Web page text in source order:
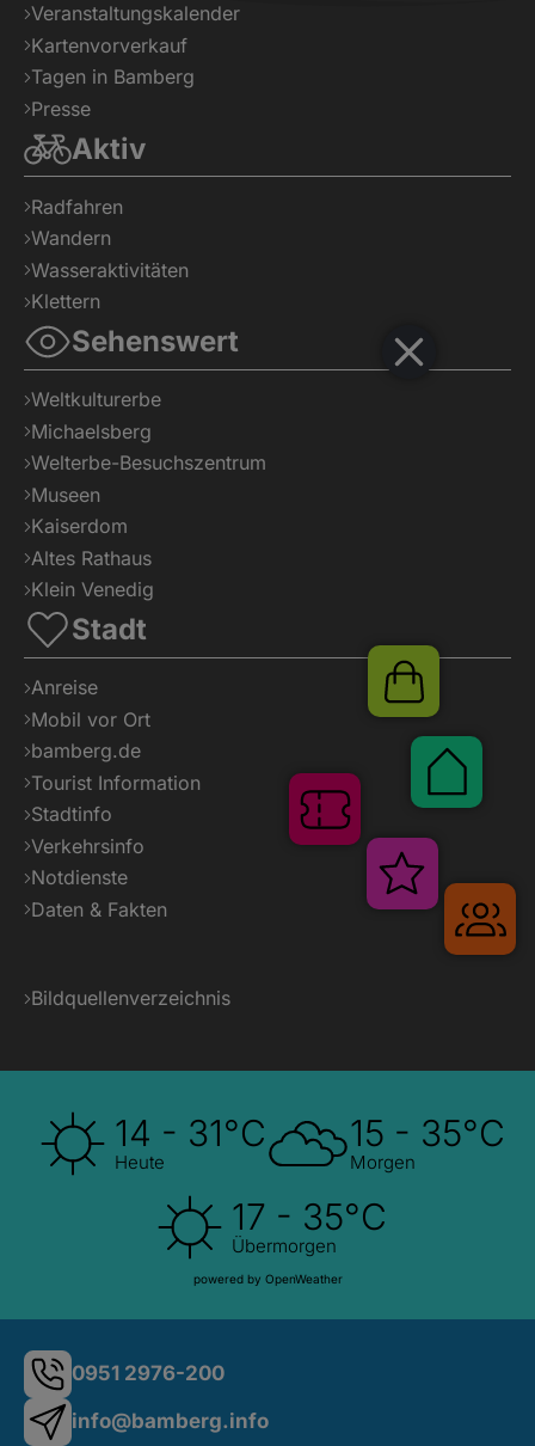
Tickets
Veranstaltungskalender
Kartenvorverkauf
Tagen in Bamberg
Presse
Aktiv
Radfahren
Wandern
Wasseraktivitäten
Klettern
Sehenswert
Weltkulturerbe
Michaelsberg
Welterbe-Besuchszentrum
Museen
Kaiserdom
Altes Rathaus
Klein Venedig
Stadt
Anreise
Mobil vor Ort
bamberg.de
Tourist Information
Stadtinfo
Verkehrsinfo
Notdienste
Daten & Fakten
Bildquellenverzeichnis
14 - 31°C
Heute
15 - 35°C
Morgen
17 - 35°C
Übermorgen
powered by OpenWeather
0951 2976-200
info@bamberg.info